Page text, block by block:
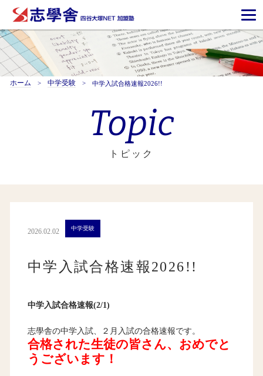
ホーム 中学受験 中学入試合格速報2026!!
Topic
トピック
2026.02.02 中学受験
中学入試合格速報2026!!
中学入試合格速報(2/1)
志學舎の中学入試、２月入試の合格速報です。
合格された生徒の皆さん、おめでと
うございます！